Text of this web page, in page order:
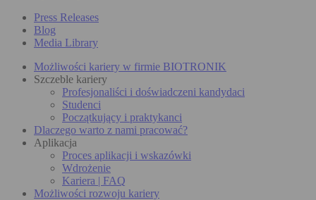
Press Releases
Blog
Media Library
Możliwości kariery w firmie BIOTRONIK
Szczeble kariery
Profesjonaliści i doświadczeni kandydaci
Studenci
Początkujący i praktykanci
Dlaczego warto z nami pracować?
Aplikacja
Proces aplikacji i wskazówki
Wdrożenie
Kariera | FAQ
Możliwości rozwoju kariery